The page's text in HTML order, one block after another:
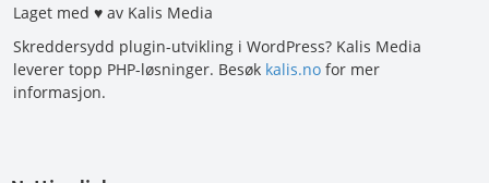
Laget med ♥ av Kalis Media
Skreddersydd plugin-utvikling i WordPress? Kalis Media
leverer topp PHP-løsninger. Besøk kalis.no for mer
informasjon.